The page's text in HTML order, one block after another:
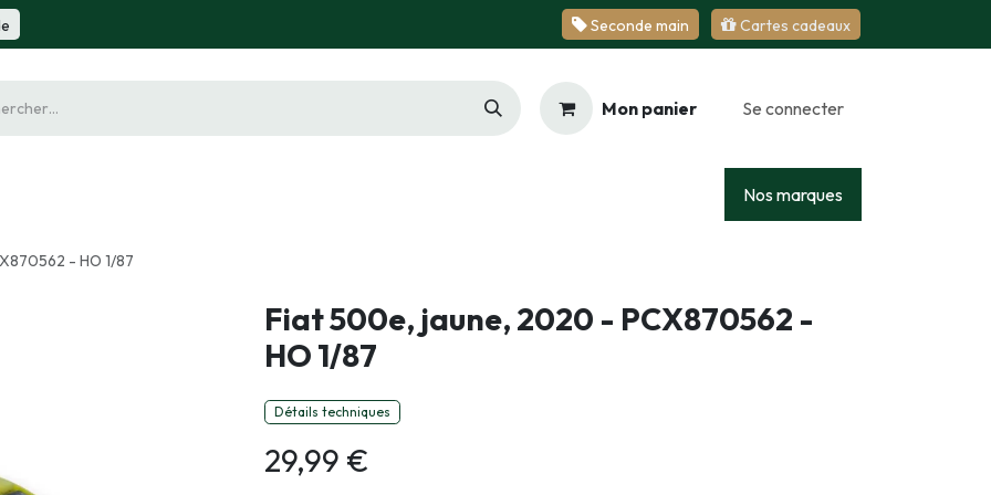
Se​​​​conde ​​​​m​​a​​in Cartes cadeaux
Mon panier Se connecter
Nos marques
- HO 1/87
Fiat 500e, jaune, 2020 - PCX870562 -
HO 1/87
Détails techniques
29,99 €